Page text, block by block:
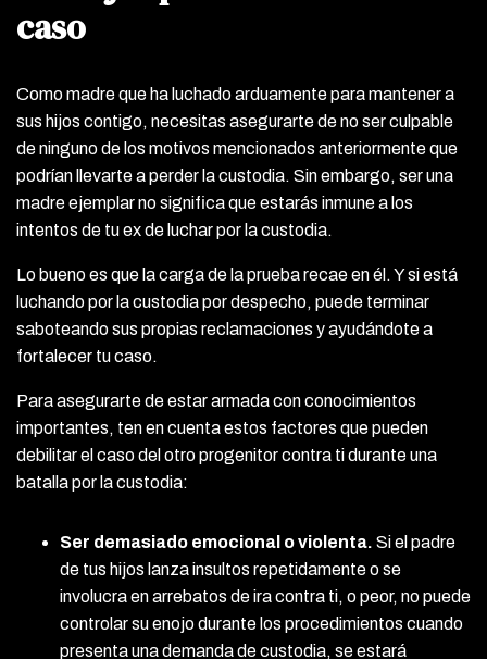
caso
Como madre que ha luchado arduamente para mantener a
sus hijos contigo, necesitas asegurarte de no ser culpable
de ninguno de los motivos mencionados anteriormente que
podrían llevarte a perder la custodia. Sin embargo, ser una
madre ejemplar no significa que estarás inmune a los
intentos de tu ex de luchar por la custodia.
Lo bueno es que la carga de la prueba recae en él. Y si está
luchando por la custodia por despecho, puede terminar
saboteando sus propias reclamaciones y ayudándote a
fortalecer tu caso.
Para asegurarte de estar armada con conocimientos
importantes, ten en cuenta estos factores que pueden
debilitar el caso del otro progenitor contra ti durante una
batalla por la custodia:
Ser demasiado emocional o violenta. Si el padre
de tus hijos lanza insultos repetidamente o se
involucra en arrebatos de ira contra ti, o peor, no puede
controlar su enojo durante los procedimientos cuando
presenta una demanda de custodia, se estará